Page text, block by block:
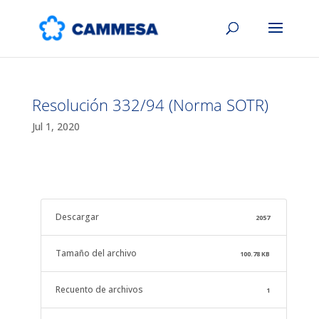
Resolución 332/94 (Norma SOTR)
Jul 1, 2020
Descargar 2057
Tamaño del archivo 100.78 KB
Recuento de archivos 1